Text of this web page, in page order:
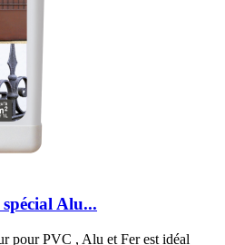
Alu...
pour PVC , Alu et Fer est idéal